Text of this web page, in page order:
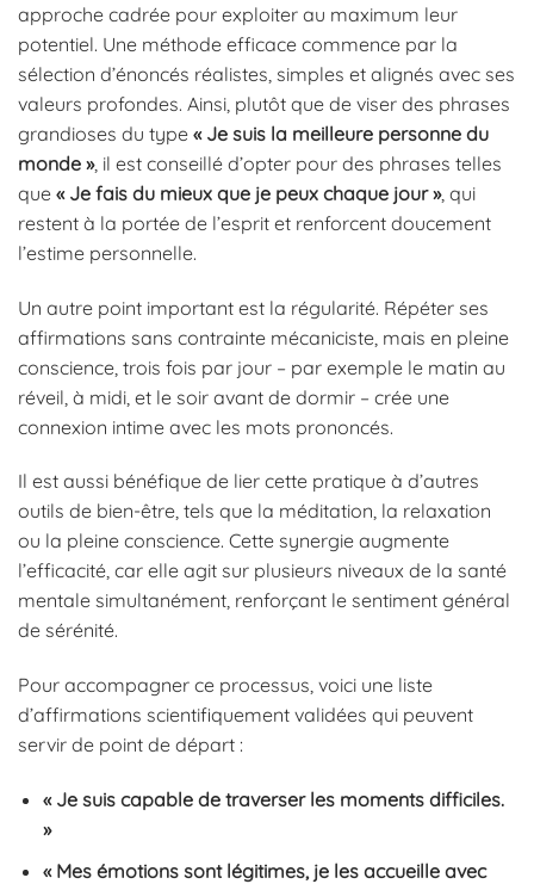
approche cadrée pour exploiter au maximum leur
potentiel. Une méthode efficace commence par la
sélection d’énoncés réalistes, simples et alignés avec ses
valeurs profondes. Ainsi, plutôt que de viser des phrases
grandioses du type « Je suis la meilleure personne du
monde », il est conseillé d’opter pour des phrases telles
que « Je fais du mieux que je peux chaque jour », qui
restent à la portée de l’esprit et renforcent doucement
l’estime personnelle.
Un autre point important est la régularité. Répéter ses
affirmations sans contrainte mécaniciste, mais en pleine
conscience, trois fois par jour – par exemple le matin au
réveil, à midi, et le soir avant de dormir – crée une
connexion intime avec les mots prononcés.
Il est aussi bénéfique de lier cette pratique à d’autres
outils de bien-être, tels que la méditation, la relaxation
ou la pleine conscience. Cette synergie augmente
l’efficacité, car elle agit sur plusieurs niveaux de la santé
mentale simultanément, renforçant le sentiment général
de sérénité.
Pour accompagner ce processus, voici une liste
d’affirmations scientifiquement validées qui peuvent
servir de point de départ :
« Je suis capable de traverser les moments difficiles.
»
« Mes émotions sont légitimes, je les accueille avec